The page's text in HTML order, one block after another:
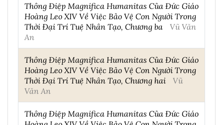
Thông Điệp Magnifica Humanitas Của Đức Giáo
Hoàng Leo XIV Về Việc Bảo Vệ Con Người Trong
Thời Đại Trí Tuệ Nhân Tạo, Chương ba
Vũ Văn
An
Thông Điệp Magnifica Humanitas Của Đức Giáo
Hoàng Leo XIV Về Việc Bảo Vệ Con Người Trong
Thời Đại Trí Tuệ Nhân Tạo, Chương hai
Vũ
Văn An
Thông Điệp Magnifica Humanitas Của Đức Giáo